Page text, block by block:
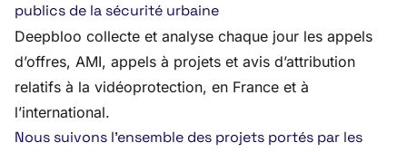
publics de la sécurité urbaine
Deepbloo collecte et analyse chaque jour les appels
d’offres, AMI, appels à projets et avis d’attribution
relatifs à la vidéoprotection, en France et à
l’international.
Nous suivons l’ensemble des projets portés par les